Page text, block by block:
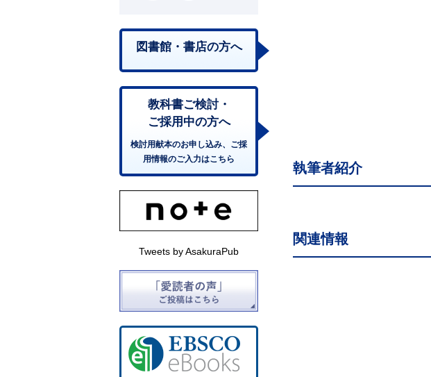
執筆者紹介
関連情報
図書館・書店の方へ
教科書ご検討・
ご採用中の方へ
検討用献本のお申し込み、ご採
用情報のご入力はこちら
Tweets by AsakuraPub